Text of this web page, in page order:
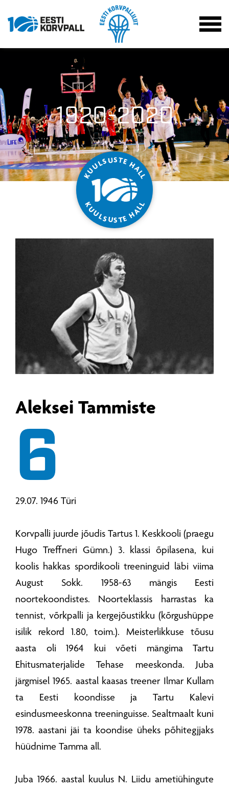
K
UULSUSTEHAL
L
K
UULSUSTEHA
L
L
1920-2020
Aleksei Tammiste
6
29.07. 1946 Türi
Korvpalli juurde jõudis Tartus 1. Keskkooli (praegu
Hugo Treffneri Gümn.) 3. klassi õpilasena, kui
koolis hakkas spordikooli treeninguid läbi viima
August Sokk. 1958-63 mängis Eesti
noortekoondistes. Noorteklassis harrastas ka
tennist, võrkpalli ja kergejõustikku (kõrgushüppe
isilik rekord 1.80, toim.). Meisterlikkuse tõusu
aasta oli 1964 kui võeti mängima Tartu
Ehitusmaterjalide Tehase meeskonda. Juba
järgmisel 1965. aastal kaasas treener Ilmar Kullam
ta Eesti koondisse ja Tartu Kalevi
esindusmeeskonna treeninguisse. Sealtmaalt kuni
1978. aastani jäi ta koondise üheks põhitegjjaks
hüüdnime Tamma all.
Juba 1966. aastal kuulus N. Liidu ametiühingute